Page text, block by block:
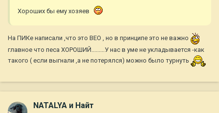
Хороших бы ему хозяев
На ПИКе написали ,что это ВЕО , но в принципе это не важно
главное что песа ХОРОШИЙ.........У нас в уме не укладывается -как
такого ( если выгнали ,а не потерялся) можно было турнуть
NATALYA и Найт